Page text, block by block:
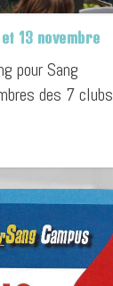
13 novembre
pour Sang
des 7 clubs